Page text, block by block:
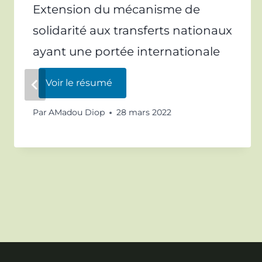
Extension du mécanisme de
solidarité aux transferts nationaux
ayant une portée internationale
Voir le résumé
Par AMadou Diop 28 mars 2022